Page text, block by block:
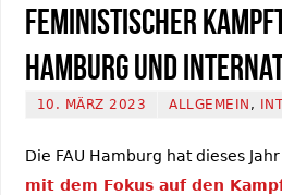
Feministischer
Hamburg und
10. MÄRZ 2023 ALLGEMEIN ,
Die FAU Hamburg hat dieses Jahr
mit dem Fokus auf den